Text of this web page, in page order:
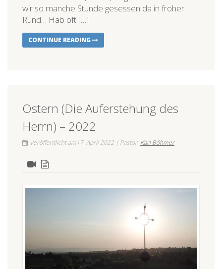
wir so manche Stunde gesessen da in froher
Rund… Hab oft […]
CONTINUE READING
Ostern (Die Auferstehung des
Herrn) – 2022
Veröffentlicht am17. April 2022 | Pastor: Karl Böhmer